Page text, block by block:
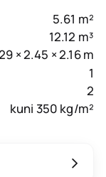
5.61 m²
12.12 m³
× 2.45 × 2.16 m
1
2
kuni 350 kg/m²